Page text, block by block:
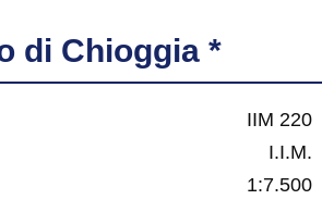
di Chioggia *
IIM 220
I.I.M.
1:7.500